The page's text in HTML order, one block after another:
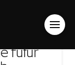
futur